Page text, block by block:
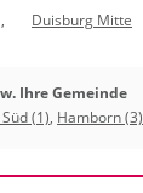
Duisburg Mitte
Ihre Gemeinde
(1), Hamborn (3)